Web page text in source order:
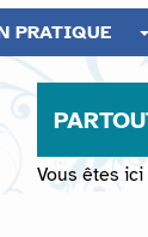
PRATIQUE
Vous êtes ici